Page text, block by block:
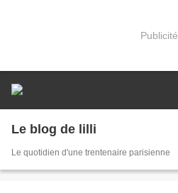
Publicité
Le blog de lilli
Le quotidien d'une trentenaire parisienne